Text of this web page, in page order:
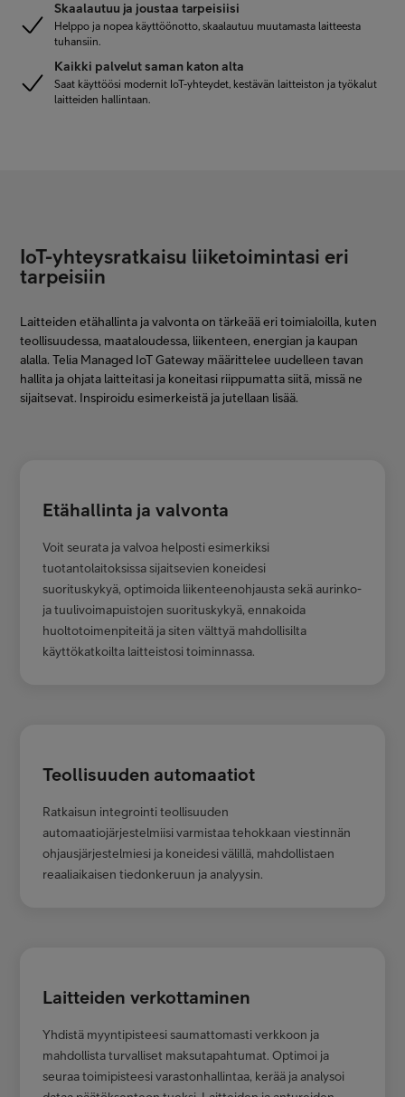
Skaalautuu ja joustaa tarpeisiisi
Helppo ja nopea käyttöönotto, skaalautuu muutamasta laitteesta
tuhansiin.
Kaikki palvelut saman katon alta
Saat käyttöösi modernit IoT-yhteydet, kestävän laitteiston ja työkalut
laitteiden hallintaan.
IoT-yhteysratkaisu liiketoimintasi eri
tarpeisiin
Laitteiden etähallinta ja valvonta on tärkeää eri toimialoilla, kuten
teollisuudessa, maataloudessa, liikenteen, energian ja kaupan
alalla. Telia Managed IoT Gateway määrittelee uudelleen tavan
hallita ja ohjata laitteitasi ja koneitasi riippumatta siitä, missä ne
sijaitsevat. Inspiroidu esimerkeistä ja jutellaan lisää.
Etähallinta ja valvonta
Voit seurata ja valvoa helposti esimerkiksi
tuotantolaitoksissa sijaitsevien koneidesi
suorituskykyä, optimoida liikenteenohjausta sekä aurinko-
ja tuulivoimapuistojen suorituskykyä, ennakoida
huoltotoimenpiteitä ja siten välttyä mahdollisilta
käyttökatkoilta laitteistosi toiminnassa.
Teollisuuden automaatiot
Ratkaisun integrointi teollisuuden
automaatiojärjestelmiisi varmistaa tehokkaan viestinnän
ohjausjärjestelmiesi ja koneidesi välillä, mahdollistaen
reaaliaikaisen tiedonkeruun ja analyysin.
Laitteiden verkottaminen
Yhdistä myyntipisteesi saumattomasti verkkoon ja
mahdollista turvalliset maksutapahtumat. Optimoi ja
seuraa toimipisteesi varastonhallintaa, kerää ja analysoi